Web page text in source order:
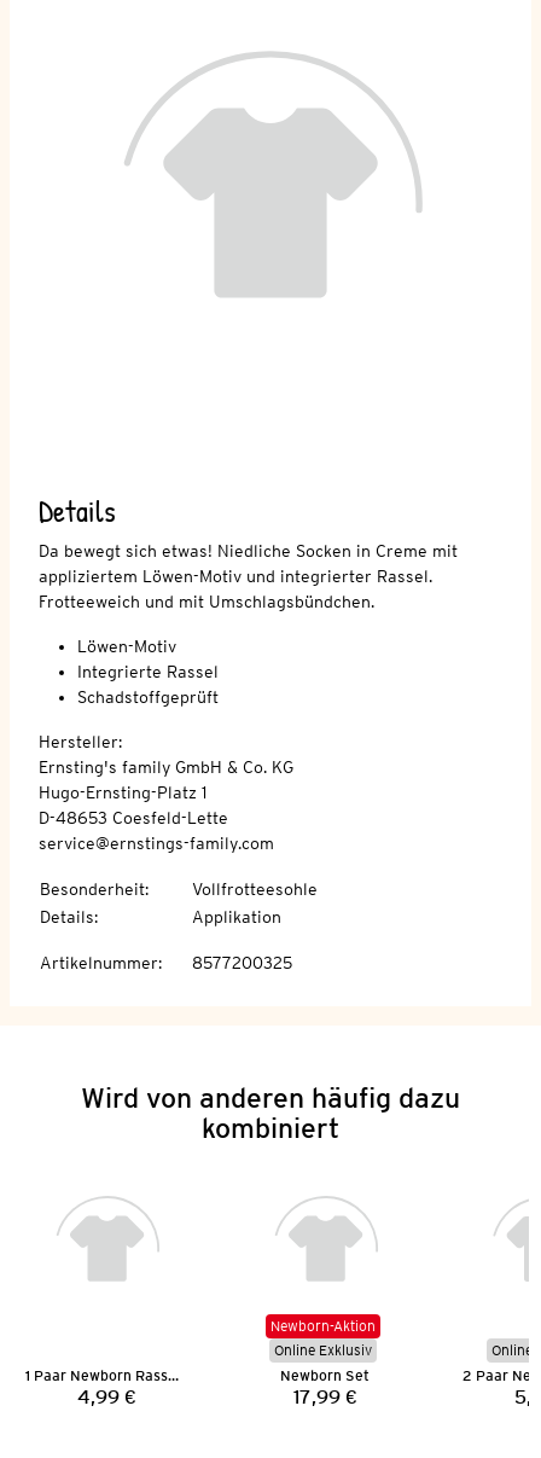
Details
Da bewegt sich etwas! Niedliche Socken in Creme mit
appliziertem Löwen-Motiv und integrierter Rassel.
Frotteeweich und mit Umschlagsbündchen.
Löwen-Motiv
Integrierte Rassel
Schadstoffgeprüft
Hersteller:
Ernsting's family GmbH & Co. KG
Hugo-Ernsting-Platz 1
D-48653 Coesfeld-Lette
service@ernstings-family.com
Besonderheit:
Vollfrotteesohle
Details: Applikation
Artikelnummer: 8577200325
Wird von anderen häufig dazu
kombiniert
1 Paar Newborn Rasselsöckchen
Preis:
4,99 €
Newborn-Aktion
Online Exklusiv
Newborn Set
Preis:
17,99 €
Online